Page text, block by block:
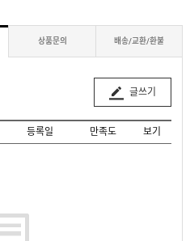
상품문의 배송/교환/환불
글쓰기
등록일 만족도 보기